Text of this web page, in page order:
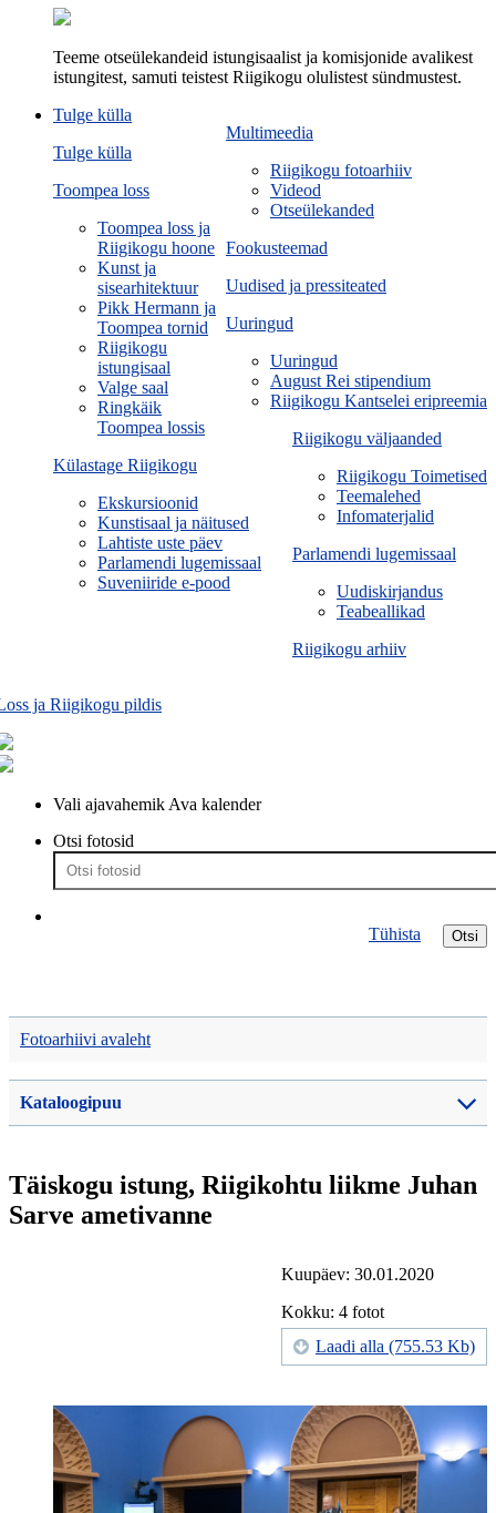
Teeme otseülekandeid istungisaalist ja komisjonide avalikest
istungitest, samuti teistest Riigikogu olulistest sündmustest.
Multimeedia
Riigikogu fotoarhiiv
Videod
Otseülekanded
Fookusteemad
Uudised ja pressiteated
Uuringud
Uuringud
August Rei stipendium
Riigikogu Kantselei eripreemia
Riigikogu väljaanded
Riigikogu Toimetised
Teemalehed
Infomaterjalid
Parlamendi lugemissaal
Uudiskirjandus
Teabeallikad
Riigikogu arhiiv
Tulge külla
Tulge külla
Toompea loss
Toompea loss ja
Riigikogu hoone
Kunst ja
sisearhitektuur
Pikk Hermann ja
Toompea tornid
Riigikogu
istungisaal
Valge saal
Ringkäik
Toompea lossis
Külastage Riigikogu
Ekskursioonid
Kunstisaal ja näitused
Lahtiste uste päev
Parlamendi lugemissaal
Suveniiride e-pood
ja Riigikogu pildis
Vali ajavahemik Ava kalender
Otsi fotosid
Otsi
Tühista
Fotoarhiivi avaleht
Kataloogipuu
Täiskogu istung, Riigikohtu liikme Juhan
Sarve ametivanne
Kuupäev: 30.01.2020
Kokku: 4 fotot
Laadi alla (755.53 Kb)